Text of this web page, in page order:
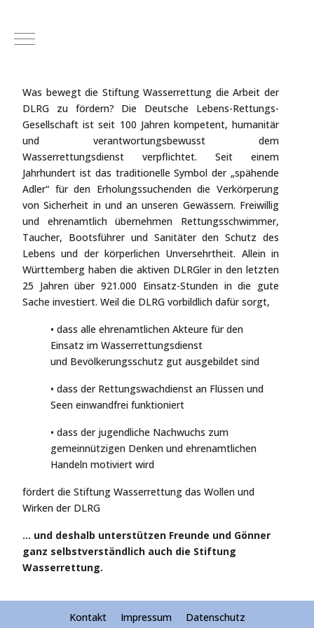
Mobile Menu Toggle
Was bewegt die Stiftung Wasserrettung die Arbeit der
DLRG zu fördern? Die Deutsche Lebens-Rettungs-
Gesellschaft ist seit 100 Jahren kompetent, humanitär
und verantwortungsbewusst dem
Wasserrettungsdienst verpflichtet. Seit einem
Jahrhundert ist das traditionelle Symbol der „spähende
Adler“ für den Erholungssuchenden die Verkörperung
von Sicherheit in und an unseren Gewässern. Freiwillig
und ehrenamtlich übernehmen Rettungsschwimmer,
Taucher, Bootsführer und Sanitäter den Schutz des
Lebens und der körperlichen Unversehrtheit. Allein in
Württemberg haben die aktiven DLRGler in den letzten
25 Jahren über 921.000 Einsatz-Stunden in die gute
Sache investiert. Weil die DLRG vorbildlich dafür sorgt,
• dass alle ehrenamtlichen Akteure für den
Einsatz im Wasserrettungsdienst
und Bevölkerungsschutz gut ausgebildet sind
• dass der Rettungswachdienst an Flüssen und
Seen einwandfrei funktioniert
• dass der jugendliche Nachwuchs zum
gemeinnützigen Denken und ehrenamtlichen
Handeln motiviert wird
fördert die Stiftung Wasserrettung das Wollen und
Wirken der DLRG
… und deshalb unterstützen Freunde und Gönner
ganz selbstverständlich auch die Stiftung
Wasserrettung.
Kontakt Impressum Datenschutz